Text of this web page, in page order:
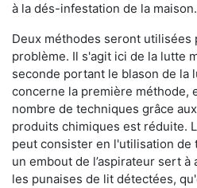
à la dés-infestation de la maison.
Deux méthodes seront utilisées
problème. Il s'agit ici de la lutte
seconde portant le blason de la
concerne la première méthode,
nombre de techniques grâce
produits chimiques est réduite.
peut consister en l'utilisation de
un embout de l’aspirateur sert
les punaises de lit détectées,